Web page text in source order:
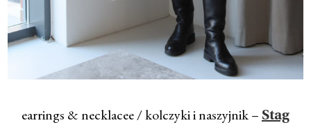
earrings & necklacee / kolczyki i naszyjnik – Stag